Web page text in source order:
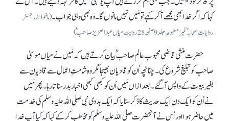
کہا کہ اگر خدا بھی مجھے آ کر کہے تو مَیں نہیں مانوں گا۔ وہ بھی وہی جواب۔(ماخوذ ازرجسٹر
روایات صحابہؓ غیر مطبوعہ جلد 9صفحہ28 روایت میاں عبدالعزیز صاحبؓ)
حضرت منشی قاضی محبوب عالم صاحبؓ بیان کرتے ہیں کہ مَیں نے میاں موسیٰ
صاحب کو تبلیغ شروع کی۔ چنانچہ اُن کو قادیان بھیجا مگر وہ شامتِ اعمال سے قادیان سے
بغیر بیعت کے واپس آ گئے۔ بعد ازاں مَیں اُن کو کبھی کبھی اخبار بدر سناتا رہا۔ پھر مَیں
نے اُن کو ایک دن ایک حدیث کا ذکر سنایا کہ ایک بدوی نبی صلی اللہ علیہ وسلم کی خدمت
میں حاضر ہوا اور اُس نے آنحضرت صلی اللہ علیہ وسلم کو مخاطب کر کے کہا کہ کیا آپ خدا